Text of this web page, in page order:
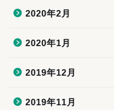
2020年2月
2020年1月
2019年12月
2019年11月